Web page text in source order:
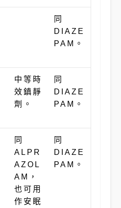
同
DIAZE
PAM。
中等時
效鎮靜
劑。
同
DIAZE
PAM。
同
ALPR
AZOL
AM，
也可用
作安眠
同
DIAZE
PAM。